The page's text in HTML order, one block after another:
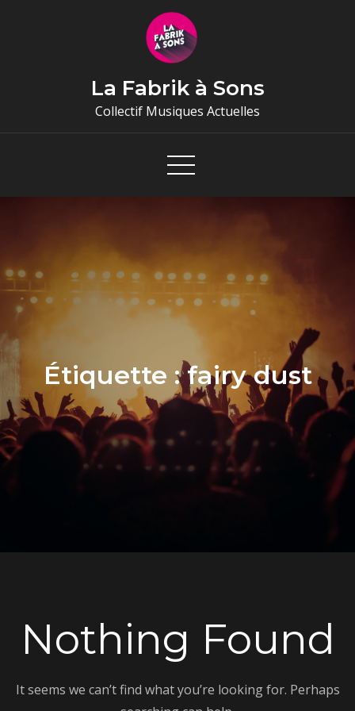
La Fabrik à Sons
Collectif Musiques Actuelles
Étiquette :fairy dust
Nothing Found
It seems we can’t find what you’re looking for. Perhaps